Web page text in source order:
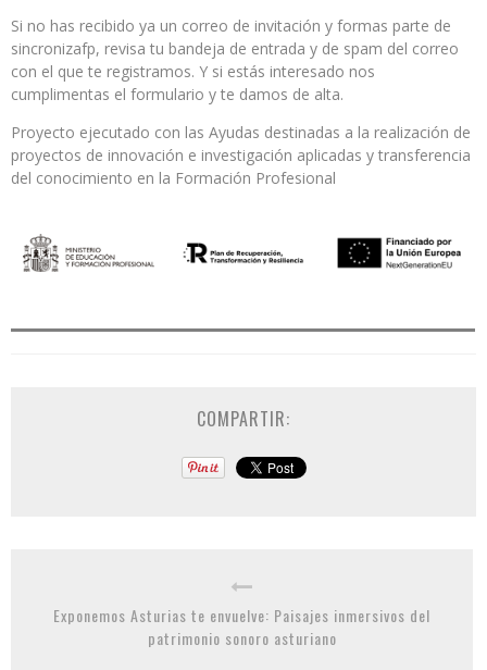
Si no has recibido ya un correo de invitación y formas parte de
sincronizafp, revisa tu bandeja de entrada y de spam del correo
con el que te registramos. Y si estás interesado nos
cumplimentas el formulario y te damos de alta.
Proyecto ejecutado con las Ayudas destinadas a la realización de
proyectos de innovación e investigación aplicadas y transferencia
del conocimiento en la Formación Profesional
COMPARTIR:
Exponemos Asturias te envuelve: Paisajes inmersivos del
patrimonio sonoro asturiano